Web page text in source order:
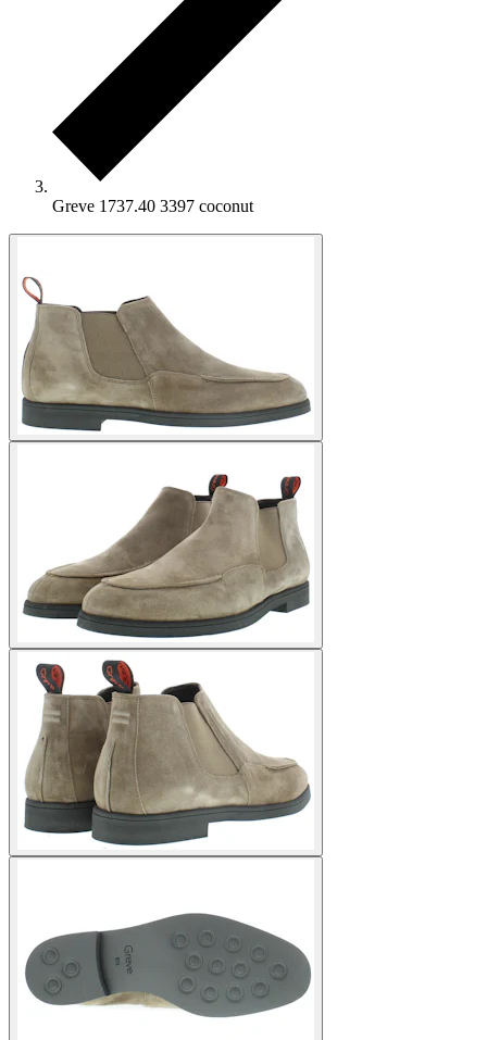
Greve 1737.40 3397 coconut